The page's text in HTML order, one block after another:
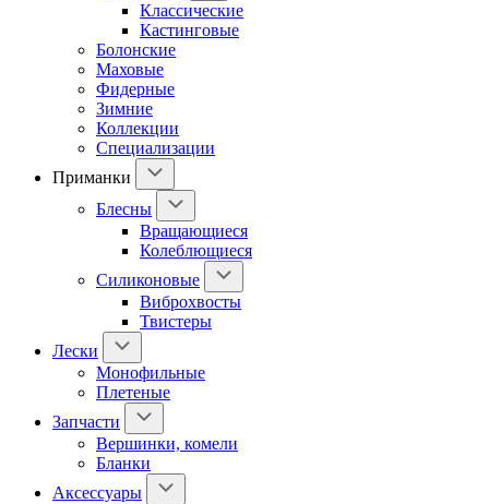
Классические
Кастинговые
Болонские
Маховые
Фидерные
Зимние
Коллекции
Специализации
Приманки
Блесны
Вращающиеся
Колеблющиеся
Силиконовые
Виброхвосты
Твистеры
Лески
Монофильные
Плетеные
Запчасти
Вершинки, комели
Бланки
Аксессуары